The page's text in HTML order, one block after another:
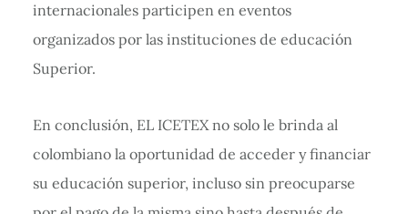
internacionales participen en eventos
organizados por las instituciones de educación
Superior.
En conclusión, EL ICETEX no solo le brinda al
colombiano la oportunidad de acceder y financiar
su educación superior, incluso sin preocuparse